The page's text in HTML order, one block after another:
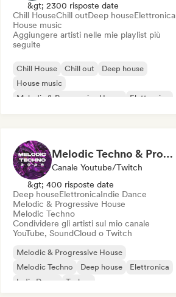
&gt; 2300 risposte date
Chill HouseChill outDeep houseElettronica
House music
Aggiungere artisti nelle mie playlist più
seguite
Chill House Chill out
Deep house
House music
Melodic & Progressive House
Elettronica
Melodic Techno & Progressive House
Canale Youtube/Twitch
&gt; 400 risposte date
Deep houseElettronicaIndie Dance
Melodic & Progressive House
Melodic Techno
Condividere gli artisti sul mio canale
YouTube, SoundCloud o Twitch
Melodic & Progressive House
Melodic Techno
Deep house
Elettronica
Indie Dance
Techno